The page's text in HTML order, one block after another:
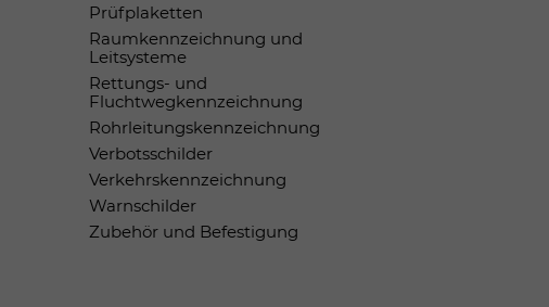
Prüfplaketten
Raumkennzeichnung und
Leitsysteme
Rettungs- und
Fluchtwegkennzeichnung
Rohrleitungskennzeichnung
Verbotsschilder
Verkehrskennzeichnung
Warnschilder
Zubehör und Befestigung